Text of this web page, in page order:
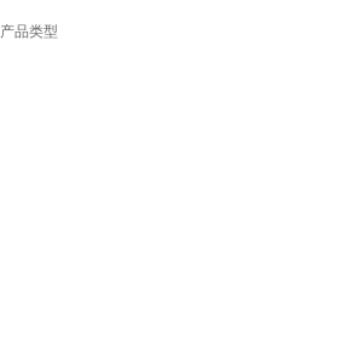
产品类型